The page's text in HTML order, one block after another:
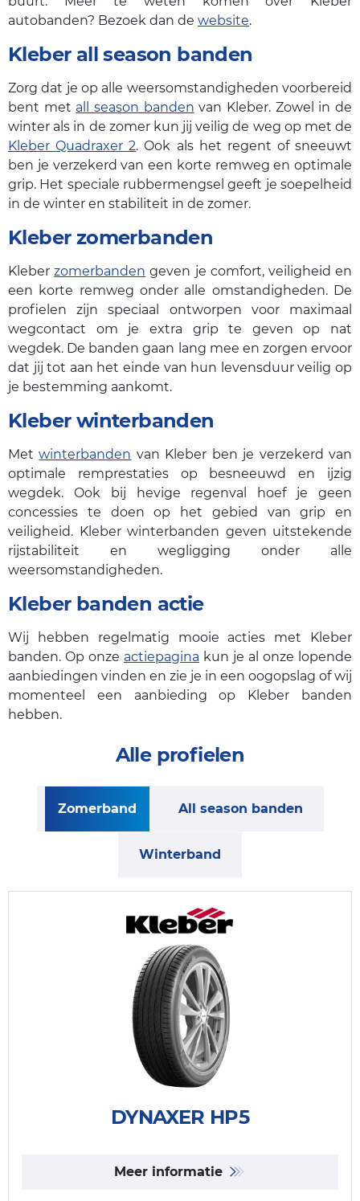
autobanden? Bezoek dan de website.
Kleber all season banden
Zorg dat je op alle weersomstandigheden voorbereid
bent met all season banden van Kleber. Zowel in de
winter als in de zomer kun jij veilig de weg op met de
Kleber Quadraxer 2. Ook als het regent of sneeuwt
ben je verzekerd van een korte remweg en optimale
grip. Het speciale rubbermengsel geeft je soepelheid
in de winter en stabiliteit in de zomer.
Kleber zomerbanden
Kleberzomerbanden geven je comfort, veiligheid en
een korte remweg onder alle omstandigheden. De
profielen zijn speciaal ontworpen voor maximaal
wegcontact om je extra grip te geven op nat
wegdek. De banden gaan lang mee en zorgen ervoor
dat jij tot aan het einde van hun levensduur veilig op
je bestemming aankomt.
Kleber winterbanden
Metwinterbanden van Kleber ben je verzekerd van
optimale remprestaties op besneeuwd en ijzig
wegdek. Ook bij hevige regenval hoef je geen
concessies te doen op het gebied van grip en
veiligheid. Kleber winterbanden geven uitstekende
rijstabiliteit en wegligging onder alle
weersomstandigheden.
Kleber banden actie
Wij hebben regelmatig mooie acties met Kleber
banden. Op onze actiepagina kun je al onze lopende
aanbiedingen vinden en zie je in een oogopslag of wij
momenteel een aanbieding op Kleber banden
hebben.
Alle profielen
Zomerband All season banden
Winterband
DYNAXER HP5
Meer informatie